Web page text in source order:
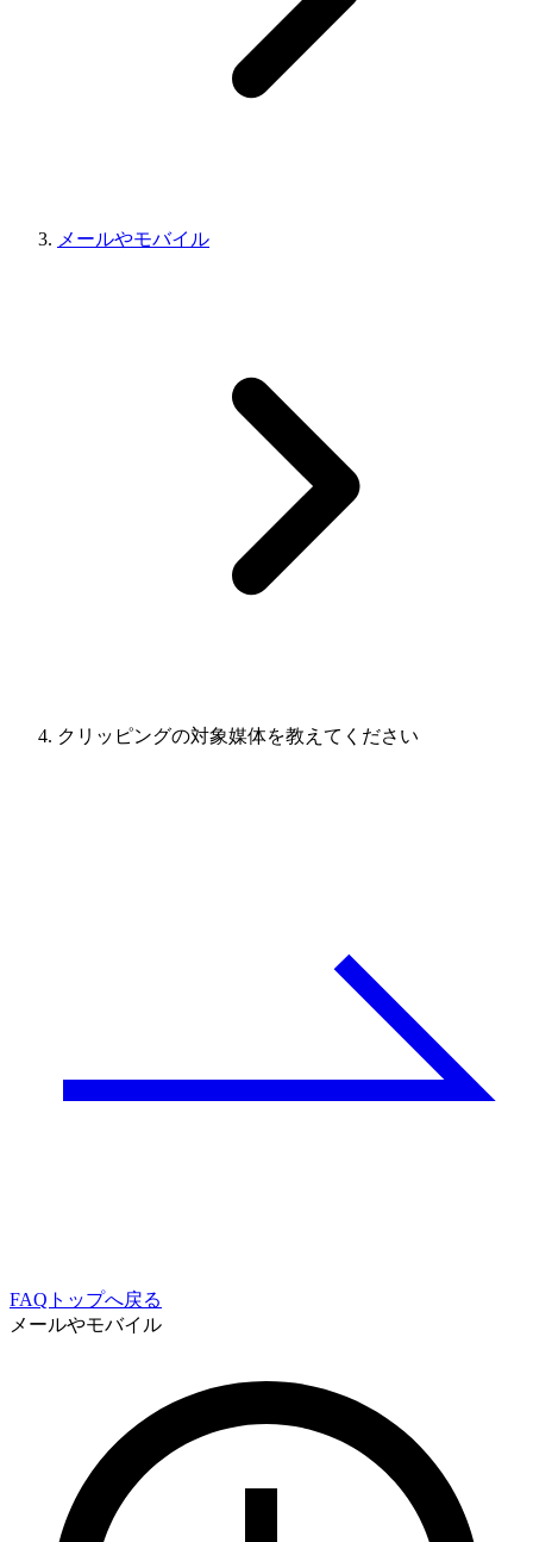
メールやモバイル
クリッピングの対象媒体を教えてください
FAQトップへ戻る
メールやモバイル